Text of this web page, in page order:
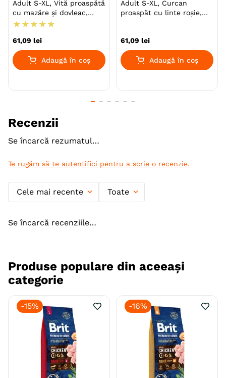
Mare (L)
Giant (XL)
Varsta
Adult (Gestatie & Lactatie)
Adult (Sterilizat)
Calitate Hrana Ultra-Premium
Grain Free
Monoproteic
Ambalaj Resigilabil Sac
Gama
Adult S-XL, Vită proaspătă
cu mazăre și dovleac,
hrană uscată fără cereale
★ ★ ★ ★ ★
61,09 lei
Adaugă în coș
Adult S-XL, Curcan
proaspăt cu linte roșie,
61,09 lei
Adaugă în coș
Recenzii
Se încarcă rezumatul…
Te rugăm să te autentifici pentru a scrie o recenzie.
Cele mai recente Toate
Se încarcă recenziile…
Produse populare din aceeași
categorie
-15% -16%